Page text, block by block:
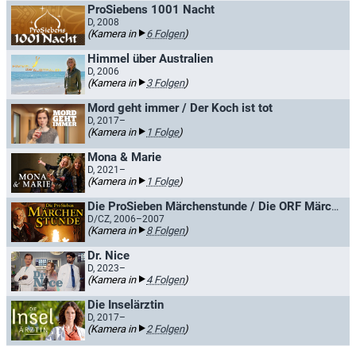
ProSiebens 1001 Nacht
D, 2008
(Kamera in 6 Folgen)
Himmel über Australien
D, 2006
(Kamera in 3 Folgen)
Mord geht immer / Der Koch ist tot
D, 2017–
(Kamera in 1 Folge)
Mona & Marie
D, 2021–
(Kamera in 1 Folge)
Die ProSieben Märchenstunde / Die ORF Märchenstunde
D/CZ, 2006–2007
(Kamera in 8 Folgen)
Dr. Nice
D, 2023–
(Kamera in 4 Folgen)
Die Inselärztin
D, 2017–
(Kamera in 2 Folgen)